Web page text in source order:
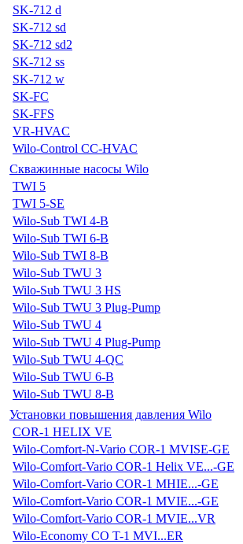
SK-712 d
SK-712 sd
SK-712 sd2
SK-712 ss
SK-712 w
SK-FC
SK-FFS
VR-HVAC
Wilo-Control CC-HVAC
Скважинные насосы Wilo
TWI 5
TWI 5-SE
Wilo-Sub TWI 4-B
Wilo-Sub TWI 6-B
Wilo-Sub TWI 8-B
Wilo-Sub TWU 3
Wilo-Sub TWU 3 HS
Wilo-Sub TWU 3 Plug-Pump
Wilo-Sub TWU 4
Wilo-Sub TWU 4 Plug-Pump
Wilo-Sub TWU 4-QC
Wilo-Sub TWU 6-B
Wilo-Sub TWU 8-B
Установки повышения давления Wilo
COR-1 HELIX VE
Wilo-Comfort-N-Vario COR-1 MVISE-GE
Wilo-Comfort-Vario COR-1 Helix VE...-GE
Wilo-Comfort-Vario COR-1 MHIE...-GE
Wilo-Comfort-Vario COR-1 MVIE...-GE
Wilo-Comfort-Vario COR-1 MVIE...VR
Wilo-Economy CO T-1 MVI...ER